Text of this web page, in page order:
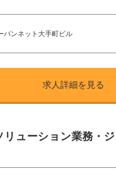
バンネット大手町ビル
求人詳細を見る
ューション業務・